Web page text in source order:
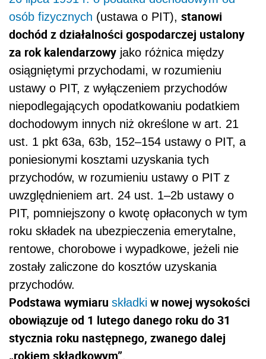
osób fizycznych (ustawa o PIT), stanowi
dochód z działalności gospodarczej ustalony
za rok kalendarzowy jako różnica między
osiągniętymi przychodami, w rozumieniu
ustawy o PIT, z wyłączeniem przychodów
niepodlegających opodatkowaniu podatkiem
dochodowym innych niż określone w art. 21
ust. 1 pkt 63a, 63b, 152–154 ustawy o PIT, a
poniesionymi kosztami uzyskania tych
przychodów, w rozumieniu ustawy o PIT z
uwzględnieniem art. 24 ust. 1–2b ustawy o
PIT, pomniejszony o kwotę opłaconych w tym
roku składek na ubezpieczenia emerytalne,
rentowe, chorobowe i wypadkowe, jeżeli nie
zostały zaliczone do kosztów uzyskania
przychodów.
Podstawa wymiaru składki w nowej wysokości
obowiązuje od 1 lutego danego roku do 31
stycznia roku następnego, zwanego dalej
„rokiem składkowym”.